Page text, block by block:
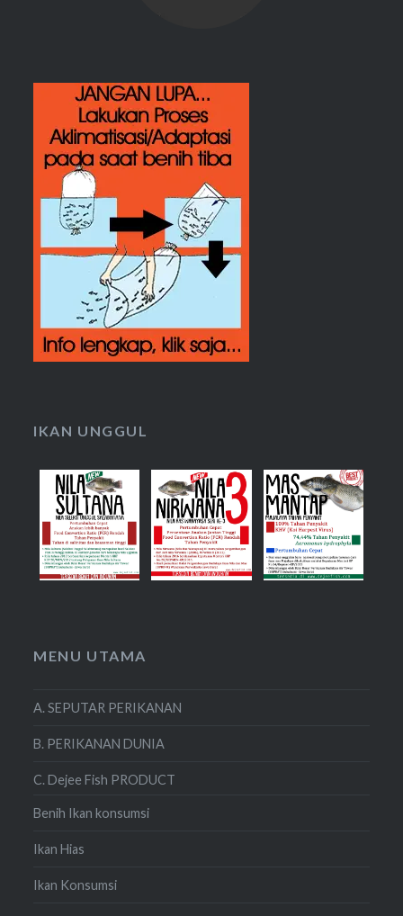
IKAN UNGGUL
MENU UTAMA
A. SEPUTAR PERIKANAN
B. PERIKANAN DUNIA
C. Dejee Fish PRODUCT
Benih Ikan konsumsi
Ikan Hias
Ikan Konsumsi